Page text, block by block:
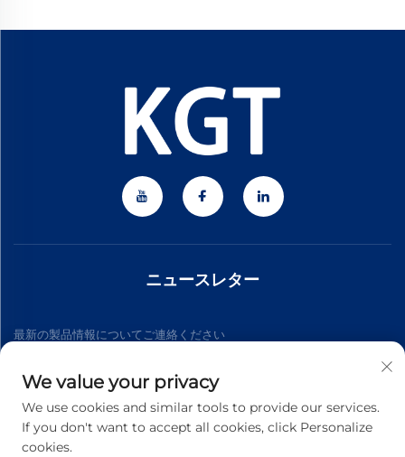
ニュースレター
最新の製品情報についてご連絡ください
We value your privacy
We use cookies and similar tools to provide our services.
If you don't want to accept all cookies, click Personalize
cookies.